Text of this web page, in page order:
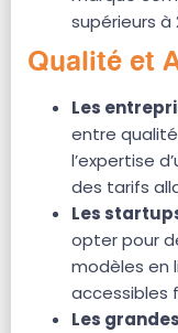
supérieurs à
Qualité et
Les
entre
l’expertise
des tarifs
Les
opter pour
modèles en
accessibles
Les